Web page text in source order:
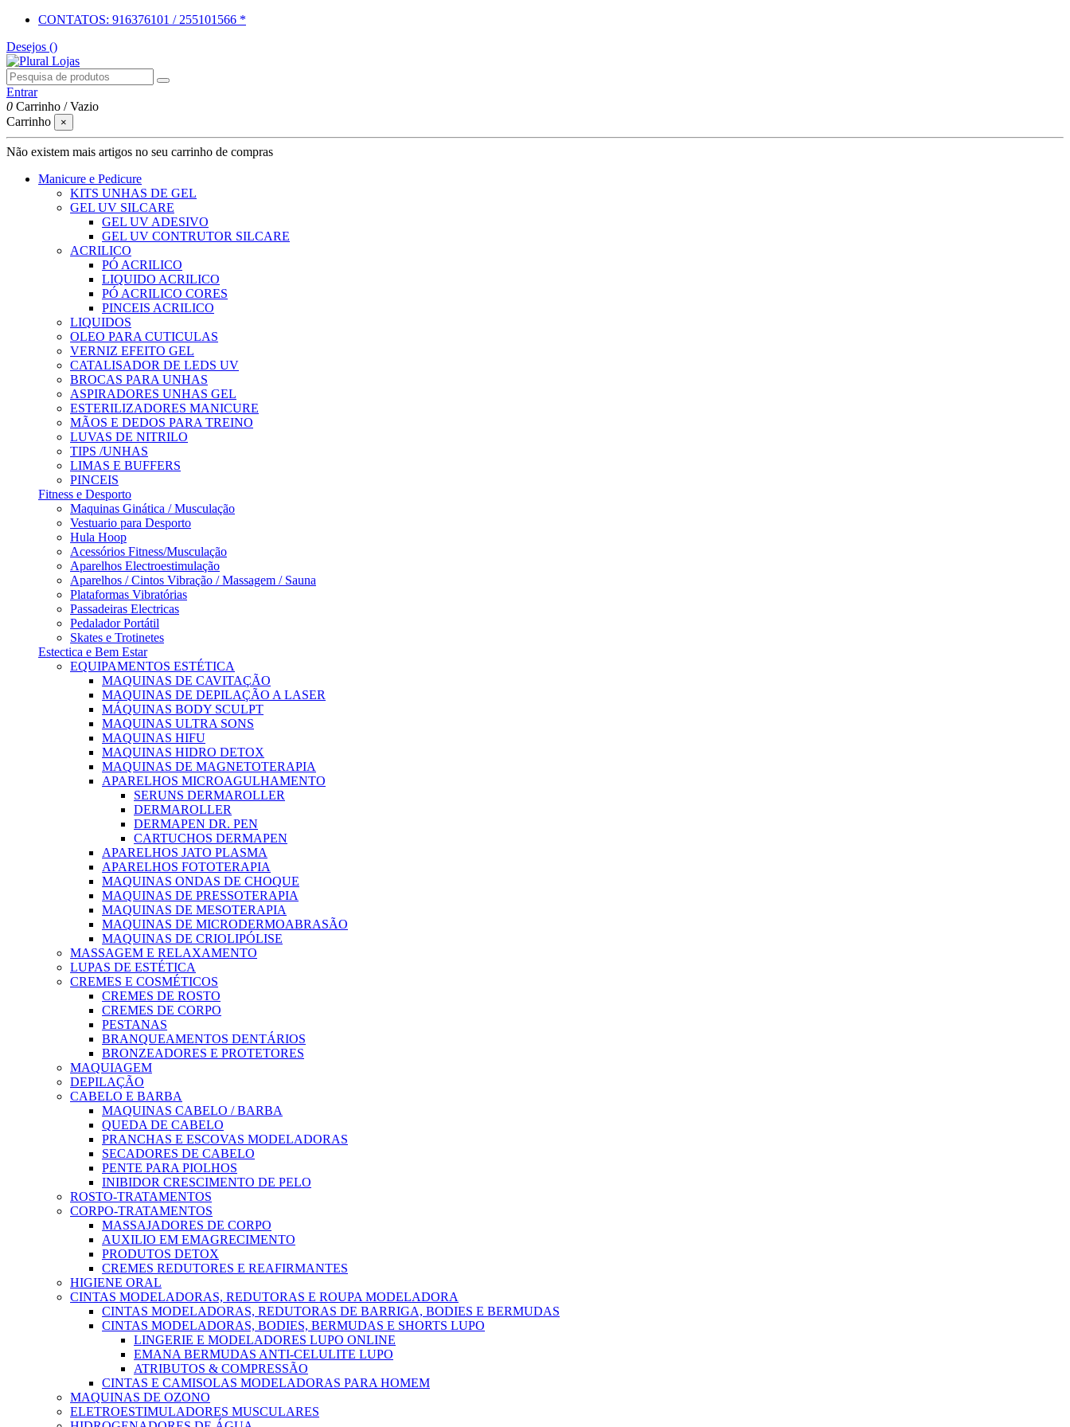
CONTATOS: 916376101 / 255101566 *
Desejos ()
Entrar
0 Carrinho /Vazio
Carrinho
×
Não existem mais artigos no seu carrinho de compras
Manicure e Pedicure
KITS UNHAS DE GEL
GEL UV SILCARE
GEL UV ADESIVO
GEL UV CONTRUTOR SILCARE
ACRILICO
PÓ ACRILICO
LIQUIDO ACRILICO
PÓ ACRILICO CORES
PINCEIS ACRILICO
LIQUIDOS
OLEO PARA CUTICULAS
VERNIZ EFEITO GEL
CATALISADOR DE LEDS UV
BROCAS PARA UNHAS
ASPIRADORES UNHAS GEL
ESTERILIZADORES MANICURE
MÃOS E DEDOS PARA TREINO
LUVAS DE NITRILO
TIPS /UNHAS
LIMAS E BUFFERS
PINCEIS
Fitness e Desporto
Maquinas Ginática / Musculação
Vestuario para Desporto
Hula Hoop
Acessórios Fitness/Musculação
Aparelhos Electroestimulação
Aparelhos / Cintos Vibração / Massagem / Sauna
Plataformas Vibratórias
Passadeiras Electricas
Pedalador Portátil
Skates e Trotinetes
Estectica e Bem Estar
EQUIPAMENTOS ESTÉTICA
MAQUINAS DE CAVITAÇÃO
MAQUINAS DE DEPILAÇÃO A LASER
MÁQUINAS BODY SCULPT
MAQUINAS ULTRA SONS
MAQUINAS HIFU
MAQUINAS HIDRO DETOX
MAQUINAS DE MAGNETOTERAPIA
APARELHOS MICROAGULHAMENTO
SERUNS DERMAROLLER
DERMAROLLER
DERMAPEN DR. PEN
CARTUCHOS DERMAPEN
APARELHOS JATO PLASMA
APARELHOS FOTOTERAPIA
MAQUINAS ONDAS DE CHOQUE
MAQUINAS DE PRESSOTERAPIA
MAQUINAS DE MESOTERAPIA
MAQUINAS DE MICRODERMOABRASÃO
MAQUINAS DE CRIOLIPÓLISE
MASSAGEM E RELAXAMENTO
LUPAS DE ESTÉTICA
CREMES E COSMÉTICOS
CREMES DE ROSTO
CREMES DE CORPO
PESTANAS
BRANQUEAMENTOS DENTÁRIOS
BRONZEADORES E PROTETORES
MAQUIAGEM
DEPILAÇÃO
CABELO E BARBA
MAQUINAS CABELO / BARBA
QUEDA DE CABELO
PRANCHAS E ESCOVAS MODELADORAS
SECADORES DE CABELO
PENTE PARA PIOLHOS
INIBIDOR CRESCIMENTO DE PELO
ROSTO-TRATAMENTOS
CORPO-TRATAMENTOS
MASSAJADORES DE CORPO
AUXILIO EM EMAGRECIMENTO
PRODUTOS DETOX
CREMES REDUTORES E REAFIRMANTES
HIGIENE ORAL
CINTAS MODELADORAS, REDUTORAS E ROUPA MODELADORA
CINTAS MODELADORAS, REDUTORAS DE BARRIGA, BODIES E BERMUDAS
CINTAS MODELADORAS, BODIES, BERMUDAS E SHORTS LUPO
LINGERIE E MODELADORES LUPO ONLINE
EMANA BERMUDAS ANTI-CELULITE LUPO
ATRIBUTOS & COMPRESSÃO
CINTAS E CAMISOLAS MODELADORAS PARA HOMEM
MAQUINAS DE OZONO
ELETROESTIMULADORES MUSCULARES